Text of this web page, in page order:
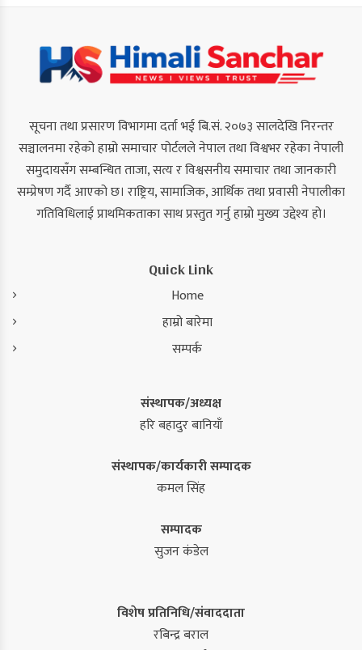
सूचना तथा प्रसारण विभागमा दर्ता भई बि.सं. २०७३ सालदेखि निरन्तर
सञ्चालनमा रहेको हाम्रो समाचार पोर्टलले नेपाल तथा विश्वभर रहेका नेपाली
समुदायसँग सम्बन्धित ताजा, सत्य र विश्वसनीय समाचार तथा जानकारी
सम्प्रेषण गर्दै आएको छ। राष्ट्रिय, सामाजिक, आर्थिक तथा प्रवासी नेपालीका
गतिविधिलाई प्राथमिकताका साथ प्रस्तुत गर्नु हाम्रो मुख्य उद्देश्य हो।
Quick Link
Home
हाम्रो बारेमा
सम्पर्क
संस्थापक/अध्यक्ष
हरि बहादुर बानियाँ
संस्थापक/कार्यकारी सम्पादक
कमल सिंह
सम्पादक
सुजन कंडेल
विशेष प्रतिनिधि/संवाददाता
रबिन्द्र बराल